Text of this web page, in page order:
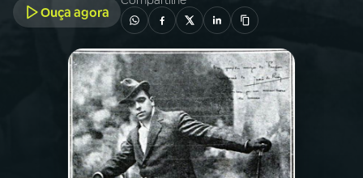
PROGRAMAS
PODCASTS
Ouça agora